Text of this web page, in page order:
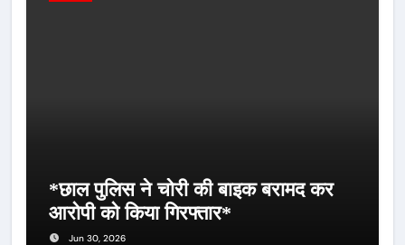
*छाल पुलिस ने चोरी की बाइक बरामद कर
आरोपी को किया गिरफ्तार*
Jun 30, 2026